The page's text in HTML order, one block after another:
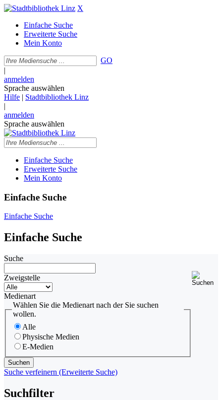
X
Einfache Suche
Erweiterte Suche
Mein Konto
GO
|
anmelden
Sprache auswählen
Hilfe | Stadtbibliothek Linz
|
anmelden
Sprache auswählen
Einfache Suche
Erweiterte Suche
Mein Konto
Einfache Suche
Einfache Suche
Einfache Suche
Suche
Zweigstelle
Medienart
Wählen Sie die Medienart nach der Sie suchen
wollen.
Alle
Physische Medien
E-Medien
Suche verfeinern (Erweiterte Suche)
Suchfilter